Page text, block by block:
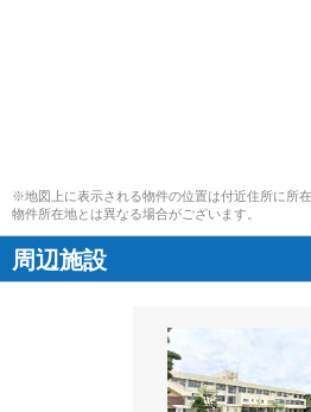
※地図上に表示される物件の位置は付近住所に所
物件所在地とは異なる場合がございます。
周辺施設